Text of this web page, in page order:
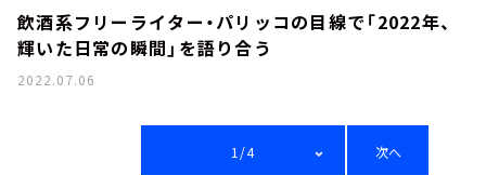
飲酒系フリーライター・パリッコの目線で「2022年、
輝いた日常の瞬間」を語り合う
2022.07.06
1/4 次へ